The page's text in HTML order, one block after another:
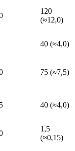
120
(≈12,0)
40 (≈4,0)
75 (≈7,5)
40 (≈4,0)
1,5
(≈0,15)